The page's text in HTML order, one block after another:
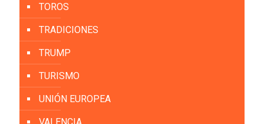
TOROS
TRADICIONES
TRUMP
TURISMO
UNIÓN EUROPEA